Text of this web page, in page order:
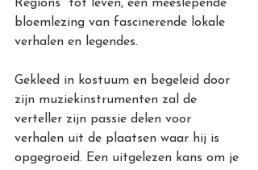
Régions” tot leven, een meeslepende
bloemlezing van fascinerende lokale
verhalen en legendes.
Gekleed in kostuum en begeleid door
zijn muziekinstrumenten zal de
verteller zijn passie delen voor
verhalen uit de plaatsen waar hij is
opgegroeid. Een uitgelezen kans om je